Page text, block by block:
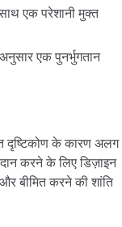
एक परेशानी मुक्त
एक पुनर्भुगतान
के कारण अलग
करने के लिए डिज़ाइन
बीमित करने की शांति